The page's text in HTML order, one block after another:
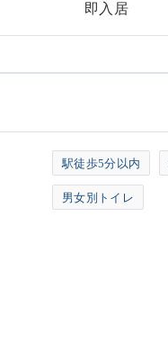
即入居
駅徒歩5分以内
男女別トイレ